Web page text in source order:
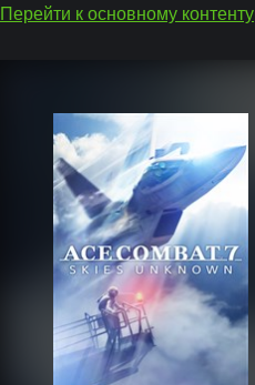
Перейти к основному контенту